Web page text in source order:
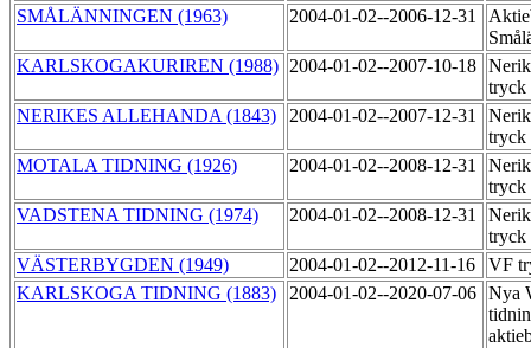
SMÅLÄNNINGEN (1963)
2004-01-02--2006-12-31
KARLSKOGAKURIREN (1988) 2004-01-02--2007-10-18
tryck
NERIKES ALLEHANDA (1843)
2004-01-02--2007-12-31
tryck
MOTALA TIDNING (1926)
2004-01-02--2008-12-31
tryck
VADSTENA TIDNING (1974)
2004-01-02--2008-12-31
tryck
VÄSTERBYGDEN (1949)
2004-01-02--2012-11-16
VF
KARLSKOGA TIDNING (1883)
2004-01-02--2020-07-06 Nya